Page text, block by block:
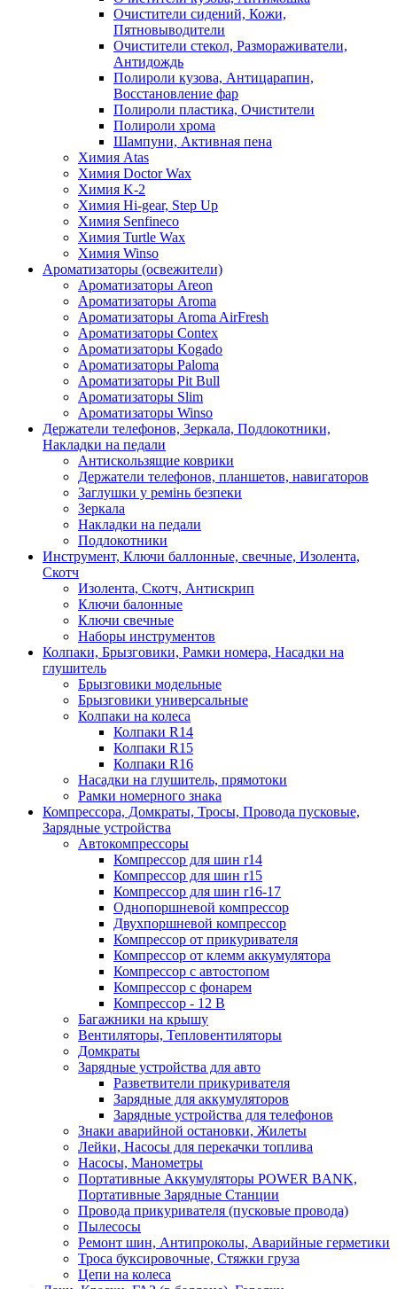
Очистители сидений, Кожи,
Пятновыводители
Очистители стекол, Размораживатели,
Антидождь
Полироли кузова, Антицарапин,
Восстановление фар
Полироли пластика, Очистители
Полироли хрома
Шампуни, Активная пена
Химия Atas
Химия Doctor Wax
Химия K-2
Химия Hi-gear, Step Up
Химия Senfineco
Химия Turtle Wax
Химия Winso
Ароматизаторы (освежители)
Ароматизаторы Areon
Ароматизаторы Aroma
Ароматизаторы Aroma AirFresh
Ароматизаторы Contex
Ароматизаторы Kogado
Ароматизаторы Paloma
Ароматизаторы Pit Bull
Ароматизаторы Slim
Ароматизаторы Winso
Держатели телефонов, Зеркала, Подлокотники,
Накладки на педали
Антискользящие коврики
Держатели телефонов, планшетов, навигаторов
Заглушки у ремінь безпеки
Зеркала
Накладки на педали
Подлокотники
Инструмент, Ключи баллонные, свечные, Изолента,
Скотч
Изолента, Скотч, Антискрип
Ключи балонные
Ключи свечные
Наборы инструментов
Колпаки, Брызговики, Рамки номера, Насадки на
глушитель
Брызговики модельные
Брызговики универсальные
Колпаки на колеса
Колпаки R14
Колпаки R15
Колпаки R16
Насадки на глушитель, прямотоки
Рамки номерного знака
Компрессора, Домкраты, Тросы, Провода пусковые,
Зарядные устройства
Автокомпрессоры
Компрессор для шин r14
Компрессор для шин r15
Компрессор для шин r16-17
Однопоршневой компрессор
Двухпоршневой компрессор
Компрессор от прикуривателя
Компрессор от клемм аккумулятора
Компрессор с автостопом
Компрессор с фонарем
Компрессор - 12 В
Багажники на крышу
Вентиляторы, Тепловентиляторы
Домкраты
Зарядные устройства для авто
Разветвители прикуривателя
Зарядные для аккумуляторов
Зарядные устройства для телефонов
Знаки аварийной остановки, Жилеты
Лейки, Насосы для перекачки топлива
Насосы, Манометры
Портативные Аккумуляторы POWER BANK,
Портативные Зарядные Станции
Провода прикуривателя (пусковые провода)
Пылесосы
Ремонт шин, Антипроколы, Аварийные герметики
Троса буксировочные, Стяжки груза
Цепи на колеса